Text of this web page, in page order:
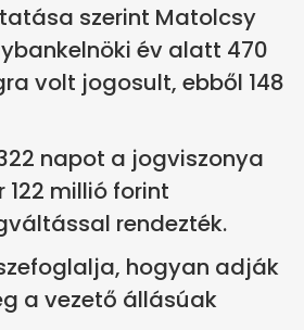
szerint Matolcsy
év alatt 470
volt jogosult, ebből 148
napot a jogviszonya
millió forint
rendezték.
hogyan adják
a vezető állásúak